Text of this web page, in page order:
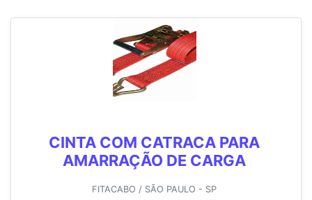
CINTA COM CATRACA PARA
AMARRAÇÃO DE CARGA
FITACABO / SÃO PAULO - SP